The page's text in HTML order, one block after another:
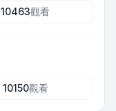
10463觀看
10150觀看